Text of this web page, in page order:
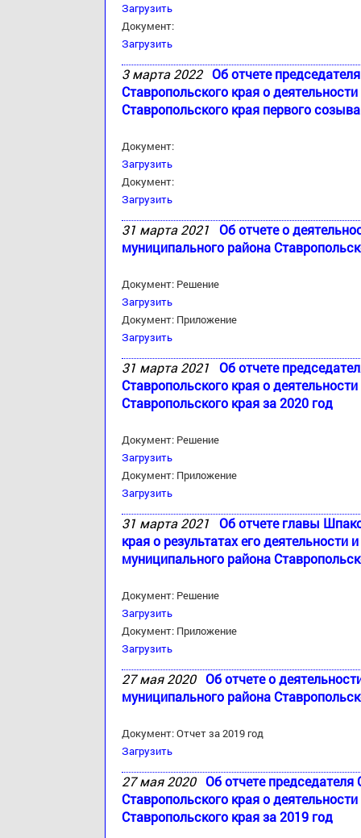
Загрузить
Документ:
Загрузить
3 марта 2022 Об отчете
Ставропольского края о
Ставропольского края первого
Документ:
Загрузить
Документ:
Загрузить
31 марта 2021
Об отчете о
муниципального района
Документ: Решение
Загрузить
Документ: Приложение
Загрузить
31 марта 2021
Об отчете
Ставропольского края о
Ставропольского края за 2020 год
Документ: Решение
Загрузить
Документ: Приложение
Загрузить
31 марта 2021
Об отчете главы
края о результатах его
муниципального района
Документ: Решение
Загрузить
Документ: Приложение
Загрузить
27 мая 2020 Об отчете о
муниципального района
Документ: Отчет за 2019 год
Загрузить
27 мая 2020 Об отчете
Ставропольского края о
Ставропольского края за 2019 год